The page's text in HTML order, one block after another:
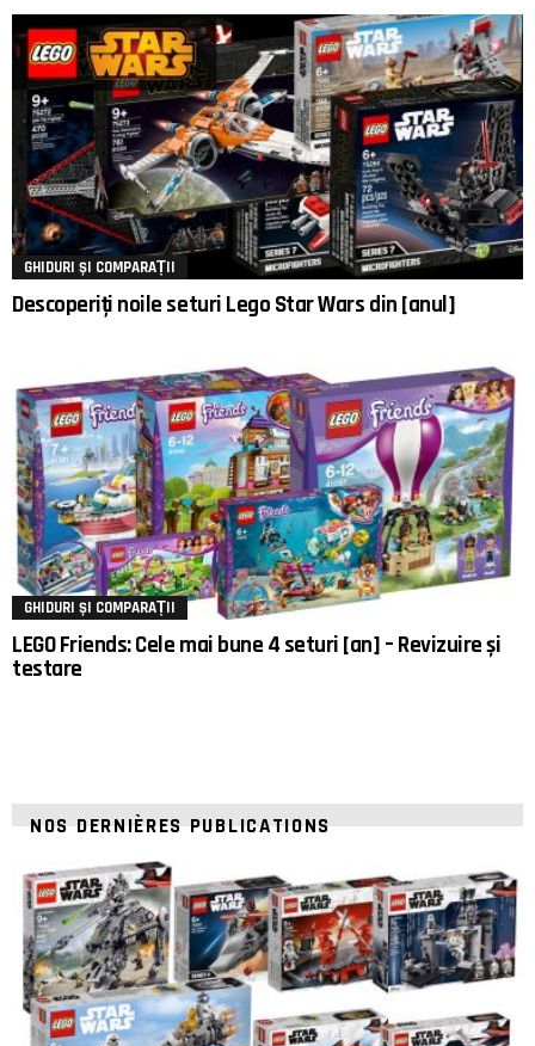
GHIDURI ȘI COMPARAȚII
Descoperiți noile seturi Lego Star Wars din [anul]
GHIDURI ȘI COMPARAȚII
LEGO Friends: Cele mai bune 4 seturi [an] – Revizuire și
testare
NOS DERNIÈRES PUBLICATIONS